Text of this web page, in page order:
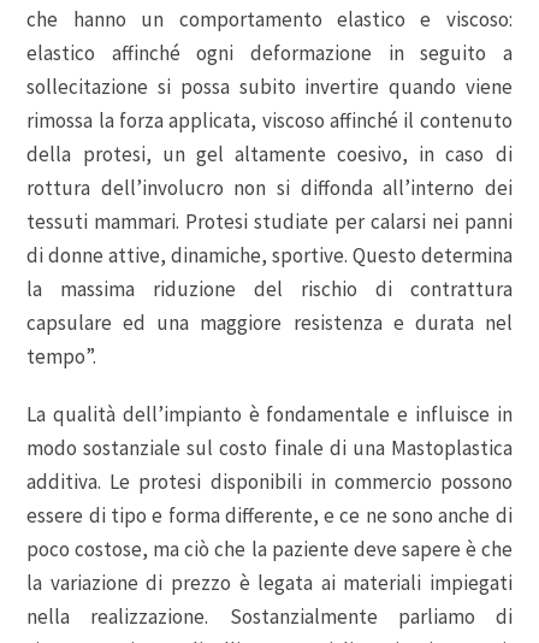
che hanno un comportamento elastico e viscoso:
elastico affinché ogni deformazione in seguito a
sollecitazione si possa subito invertire quando viene
rimossa la forza applicata, viscoso affinché il contenuto
della protesi, un gel altamente coesivo, in caso di
rottura dell’involucro non si diffonda all’interno dei
tessuti mammari. Protesi studiate per calarsi nei panni
di donne attive, dinamiche, sportive. Questo determina
la massima riduzione del rischio di contrattura
capsulare ed una maggiore resistenza e durata nel
tempo”.
La qualità dell’impianto è fondamentale e influisce in
modo sostanziale sul costo finale di una Mastoplastica
additiva. Le protesi disponibili in commercio possono
essere di tipo e forma differente, e ce ne sono anche di
poco costose, ma ciò che la paziente deve sapere è che
la variazione di prezzo è legata ai materiali impiegati
nella realizzazione. Sostanzialmente parliamo di